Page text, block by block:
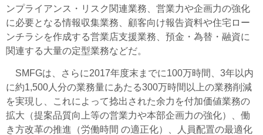
ンプライアンス・リスク関連業務、営業力や企画力の強化
に必要となる情報収集業務、顧客向け報告資料や住宅ロー
ンチラシを作成する営業店支援業務、預金・為替・融資に
関連する大量の定型業務などだ。
SMFGは、さらに2017年度末までに100万時間、3年以内
に約1,500人分の業務量にあたる300万時間以上の業務削減
を実現し、これによって捻出された余力を付加価値業務の
拡大（提案品質向上等の営業力や本部企画力の強化）、働
き方改革の推進（労働時間 の適正化）、人員配置の最適化